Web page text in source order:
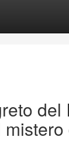
del